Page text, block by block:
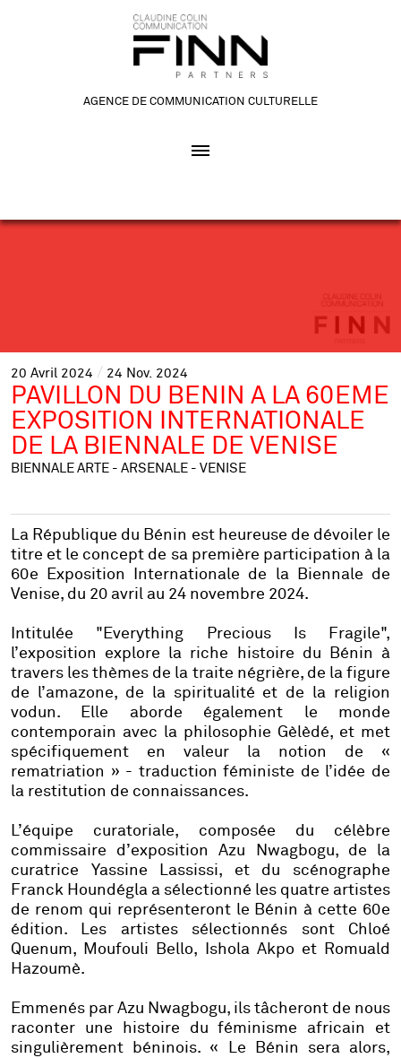
AGENCE DE COMMUNICATION CULTURELLE
20 Avril 2024 24 Nov. 2024
PAVILLON DU BENIN A LA 60EME
EXPOSITION INTERNATIONALE
DE LA BIENNALE DE VENISE
BIENNALE ARTE - ARSENALE - VENISE
La République du Bénin est heureuse de dévoiler le
titre et le concept de sa première participation à la
60e Exposition Internationale de la Biennale de
Venise, du 20 avril au 24 novembre 2024.
Intitulée "Everything Precious Is Fragile",
l’exposition explore la riche histoire du Bénin à
travers les thèmes de la traite négrière, de la figure
de l’amazone, de la spiritualité et de la religion
vodun. Elle aborde également le monde
contemporain avec la philosophie Gèlèdé, et met
spécifiquement en valeur la notion de «
rematriation » - traduction féministe de l’idée de
la restitution de connaissances.
L’équipe curatoriale, composée du célèbre
commissaire d’exposition Azu Nwagbogu, de la
curatrice Yassine Lassissi, et du scénographe
Franck Houndégla a sélectionné les quatre artistes
de renom qui représenteront le Bénin à cette 60e
édition. Les artistes sélectionnés sont Chloé
Quenum, Moufouli Bello, Ishola Akpo et Romuald
Hazoumè.
Emmenés par Azu Nwagbogu, ils tâcheront de nous
raconter une histoire du féminisme africain et
singulièrement béninois. « Le Bénin sera alors,